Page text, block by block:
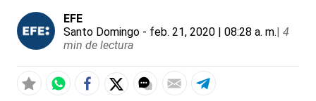
EFE
Santo Domingo - feb. 21, 2020 | 08:28 a. m.| 4
min de lectura